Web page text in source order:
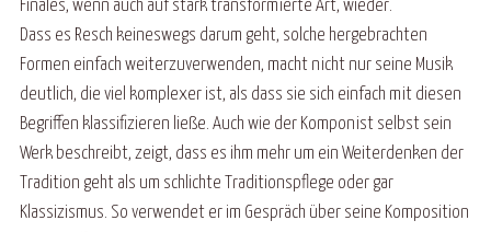
Finales, wenn auch auf stark transformierte Art, wieder.
Dass es Resch keineswegs darum geht, solche hergebrachten
Formen einfach weiterzuverwenden, macht nicht nur seine Musik
deutlich, die viel komplexer ist, als dass sie sich einfach mit diesen
Begriffen klassifizieren ließe. Auch wie der Komponist selbst sein
Werk beschreibt, zeigt, dass es ihm mehr um ein Weiterdenken der
Tradition geht als um schlichte Traditionspflege oder gar
Klassizismus. So verwendet er im Gespräch über seine Komposition